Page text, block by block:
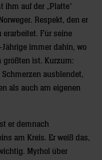
ihm auf der „Platte“
Respekt, den er
erarbeitet. Für seine
immer dahin, wo
größten ist. Kurzum:
ausblendet,
als auch am eigenen
er demnach
am Kreis. Er weiß das,
Myrhol über